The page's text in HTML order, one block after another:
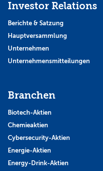
Investor Relations
Berichte & Satzung
Hauptversammlung
Unternehmen
Unternehmensmitteilungen
Branchen
Biotech-Aktien
Chemieaktien
Cybersecurity-Aktien
Energie-Aktien
Energy-Drink-Aktien